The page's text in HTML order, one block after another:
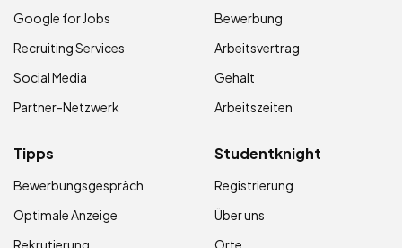
Google for Jobs
Recruiting Services
Social Media
Partner-Netzwerk
Bewerbung
Arbeitsvertrag
Gehalt
Arbeitszeiten
Tipps
Bewerbungsgespräch
Optimale Anzeige
Rekrutierung
Studentknight
Registrierung
Über uns
Orte